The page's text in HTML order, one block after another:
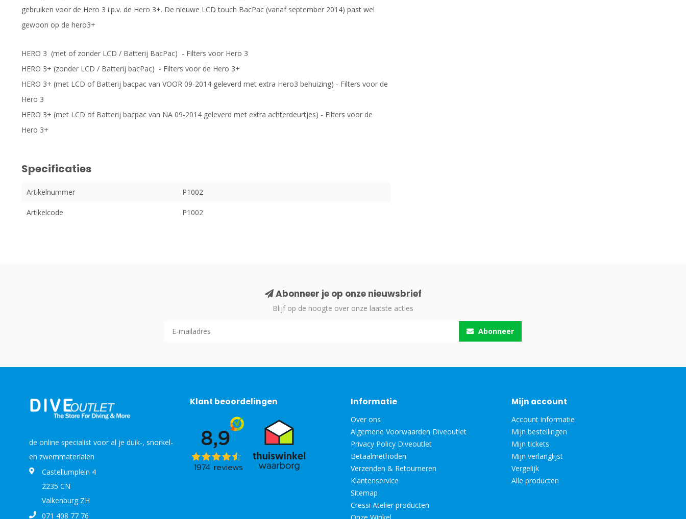
gebruiken voor de Hero 3 i.p.v. de Hero 3+. De nieuwe LCD touch BacPac (vanaf september 2014) past wel
gewoon op de hero3+
HERO 3 (met of zonder LCD / Batterij BacPac) - Filters voor Hero 3
HERO 3+ (zonder LCD / Batterij bacPac) - Filters voor de Hero 3+
HERO 3+ (met LCD of Batterij bacpac van VOOR 09-2014 geleverd met extra Hero3 behuizing) - Filters voor de
Hero 3
HERO 3+ (met LCD of Batterij bacpac van NA 09-2014 geleverd met extra achterdeurtjes) - Filters voor de
Hero 3+
Specificaties
Artikelnummer P1002
Artikelcode P1002
Abonneer je op onze nieuwsbrief
Blijf op de hoogte over onze laatste acties
Abonneer
de online specialist voor al je duik-, snorkel-
en zwemmaterialen
Castellumplein 4
2235 CN
Valkenburg ZH
071 408 77 76
Klant beoordelingen Informatie
Over ons
Algemene Voorwaarden Diveoutlet
Privacy Policy Diveoutlet
Betaalmethoden
Verzenden & Retourneren
Klantenservice
Sitemap
Cressi Atelier producten
Onze Winkel
Mijn account
Account informatie
Mijn bestellingen
Mijn tickets
Mijn verlanglijst
Vergelijk
Alle producten